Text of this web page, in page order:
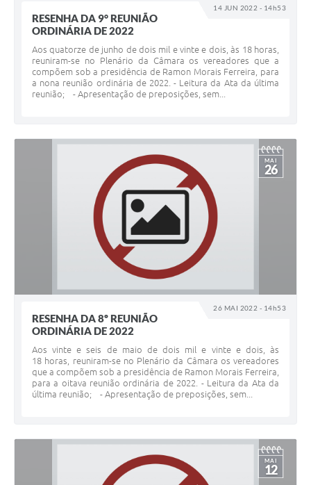
14 JUN 2022 - 14h53
RESENHA DA 9° REUNIÃO
ORDINÁRIA DE 2022
Aos quatorze de junho de dois mil e vinte e dois, às 18 horas,
reuniram-se no Plenário da Câmara os vereadores que a
compõem sob a presidência de Ramon Morais Ferreira, para
a nona reunião ordinária de 2022. - Leitura da Ata da última
reunião; - Apresentação de preposições, sem...
26 MAI 2022 - 14h53
MAI
26
RESENHA DA 8º REUNIÃO
ORDINÁRIA DE 2022
Aos vinte e seis de maio de dois mil e vinte e dois, às
18 horas, reuniram-se no Plenário da Câmara os vereadores
que a compõem sob a presidência de Ramon Morais Ferreira,
para a oitava reunião ordinária de 2022. - Leitura da Ata da
última reunião; - Apresentação de preposições, sem...
MAI
12